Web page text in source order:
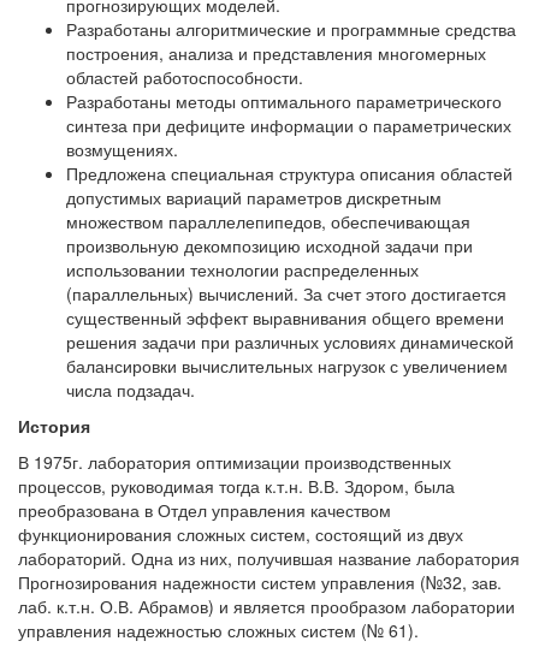
прогнозирующих моделей.
Разработаны алгоритмические и программные средства
построения, анализа и представления многомерных
областей работоспособности.
Разработаны методы оптимального параметрического
синтеза при дефиците информации о параметрических
возмущениях.
Предложена специальная структура описания областей
допустимых вариаций параметров дискретным
множеством параллелепипедов, обеспечивающая
произвольную декомпозицию исходной задачи при
использовании технологии распределенных
(параллельных) вычислений. За счет этого достигается
существенный эффект выравнивания общего времени
решения задачи при различных условиях динамической
балансировки вычислительных нагрузок с увеличением
числа подзадач.
История
В 1975г. лаборатория оптимизации производственных
процессов, руководимая тогда к.т.н. В.В. Здором, была
преобразована в Отдел управления качеством
функционирования сложных систем, состоящий из двух
лабораторий. Одна из них, получившая название лаборатория
Прогнозирования надежности систем управления (№32, зав.
лаб. к.т.н. О.В. Абрамов) и является прообразом лаборатории
управления надежностью сложных систем (№ 61).